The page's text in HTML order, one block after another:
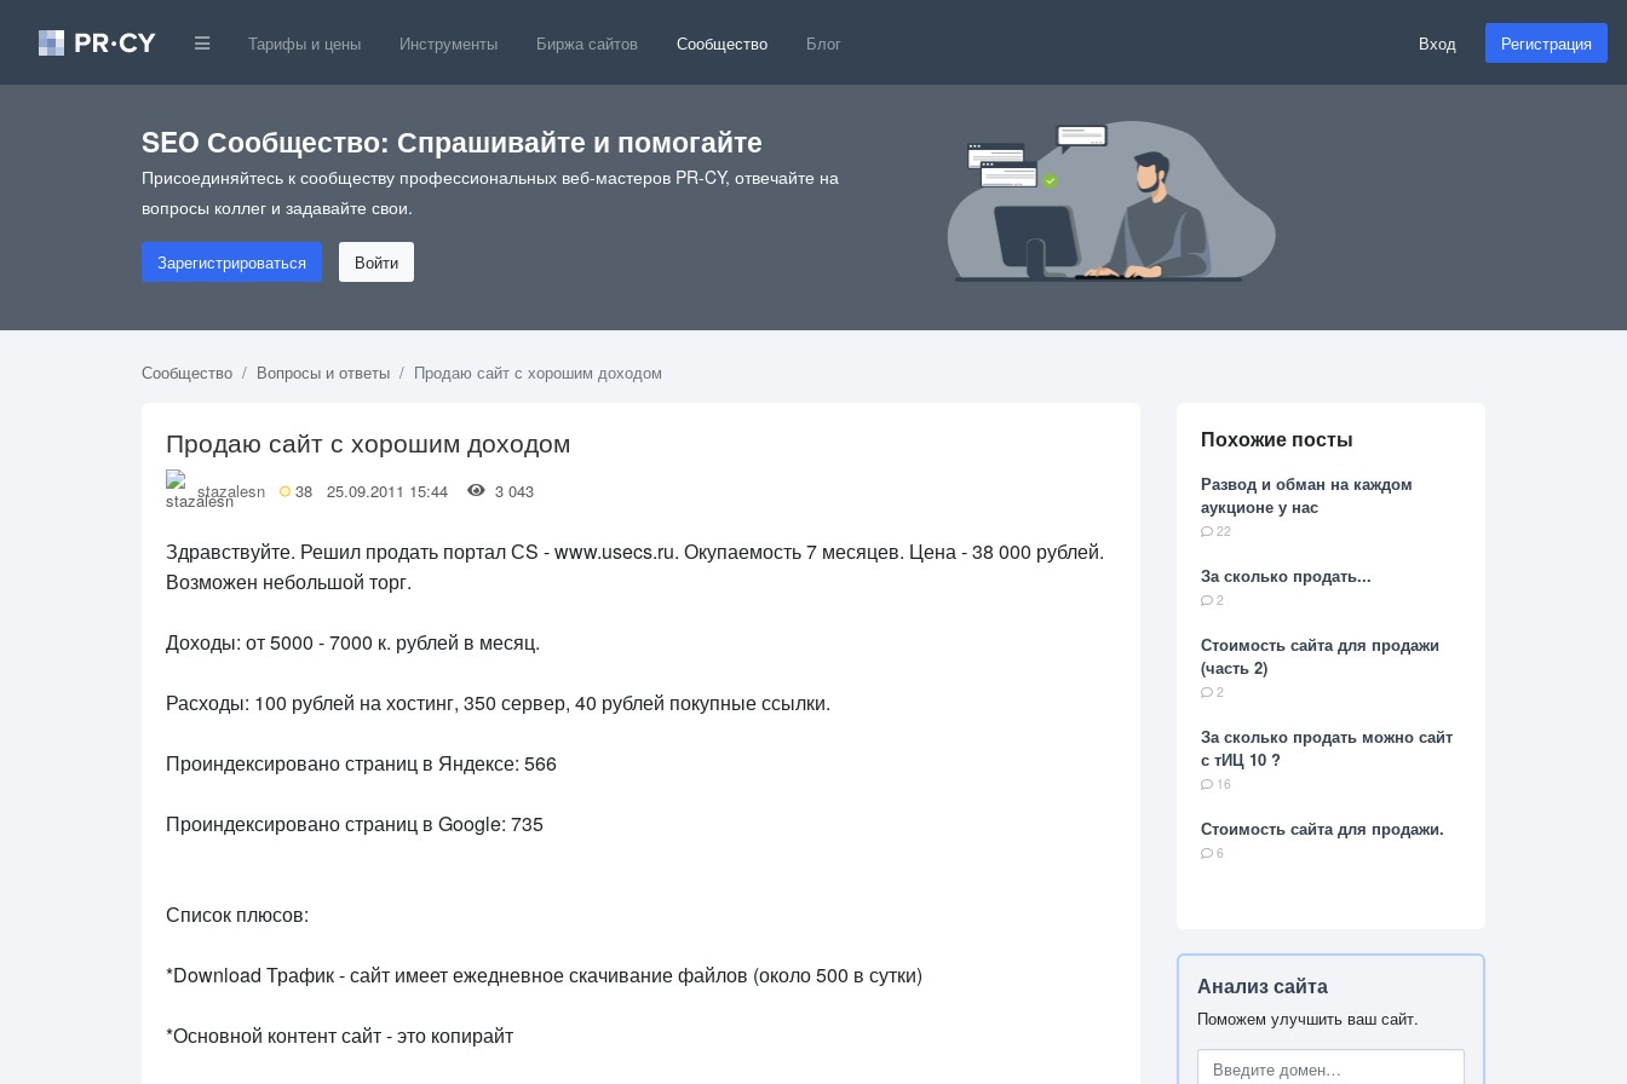
Тарифы и цены Инструменты Биржа сайтов Сообщество Блог Вход Регистрация
SEO Сообщество: Спрашивайте и помогайте
Присоединяйтесь к сообществу профессиональных веб-мастеров PR-CY, отвечайте на
вопросы коллег и задавайте свои.
Зарегистрироваться Войти
Сообщество Вопросы и ответы Продаю сайт с хорошим доходом
Продаю сайт с хорошим доходом
stazalesn 38 25.09.2011 15:44 3 043
Здравствуйте. Решил продать портал СS - www.usecs.ru. Окупаемость 7 месяцев. Цена - 38 000 рублей.
Возможен небольшой торг.
Доходы: от 5000 - 7000 к. рублей в месяц.
Расходы: 100 рублей на хостинг, 350 сервер, 40 рублей покупные ссылки.
Проиндексировано страниц в Яндексе: 566
Проиндексировано страниц в Google: 735
Список плюсов:
*Download Трафик - сайт имеет ежедневное скачивание файлов (около 500 в сутки)
*Основной контент сайт - это копирайт
Похожие посты
Развод и обман на каждом
аукционе у нас
22
За сколько продать...
2
Стоимость сайта для продажи
(часть 2)
2
За сколько продать можно сайт
с тИЦ 10 ?
16
Стоимость сайта для продажи.
6
Анализ сайта
Поможем улучшить ваш сайт.